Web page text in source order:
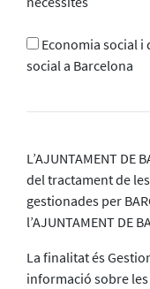
Economia social
social a Barcelona
L’AJUNTAMENT DE
del tractament de
gestionades per
l’AJUNTAMENT DE
La finalitat és
informació sobre les